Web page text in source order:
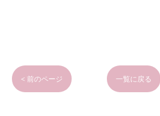
< 前のページ 一覧に戻る